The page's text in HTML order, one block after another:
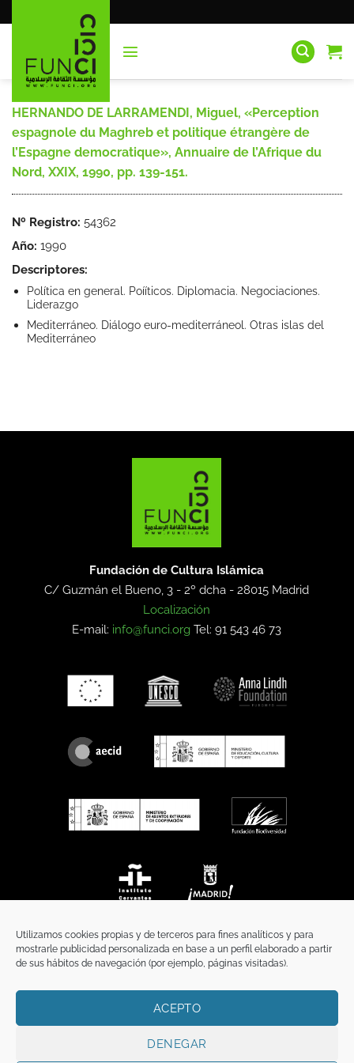
Utilizamos cookies propias y de terceros para fines analíticos y para
mostrarle publicidad personalizada en base a un perfil elaborado a partir
de sus hábitos de navegación (por ejemplo, páginas visitadas).
ACEPTO
DENEGAR
al
HERNANDO DE LARRAMENDI, Miguel, «Perception
espagnole du Maghreb et politique étrangère de
l’Espagne democratique», Annuaire de l’Afrique du
Nord, XXIX, 1990, pp. 139-151.
Nº Registro: 54362
Año: 1990
Descriptores:
Política en general. Poííticos. Diplomacia. Negociaciones.
Liderazgo
Mediterráneo. Diálogo euro-mediterráneol. Otras islas del
Mediterráneo
Fundación de Cultura Islámica
C/ Guzmán el Bueno, 3 - 2º dcha -28015 Madrid
Localización
E-mail: info@funci.org Tel: 91 543 46 73
TÉRMINOS Y CONDICIONES